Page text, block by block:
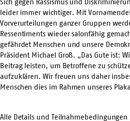
Sich gegen Rassismus und
leider immer wichtiger. Mit
Vorverurteilungen ganzer Gruppen
Ressentiments wieder salonfähig
gefährdet Menschen und unsere
Präsident Michael Groß. „Das Gute ist:
Beitrag leisten, um Betroffene zu
aufzuklären. Wir freuen uns daher
Menschen dies im Rahmen unseres
Alle Details und